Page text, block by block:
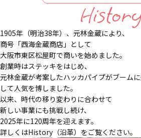
1905年（明治38年）、元林金蔵により、
商号「西海金蔵商店」として
大阪市東区松屋町で商いを始めました。
創業時はステッキをはじめ、
元林金蔵が考案したハッカパイプがブーム
して人気を博しました。
以来、時代の移り変わりに合わせて
新しい事業にも挑戦し続け、
2025年に120周年を迎えます。
詳しくはHistory（沿革）をご覧ください。